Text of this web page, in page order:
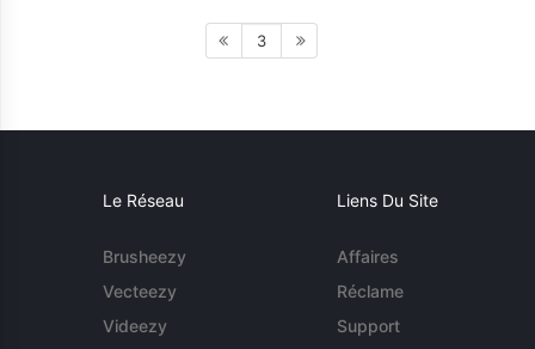
3
Le Réseau
Brusheezy
Vecteezy
Videezy
Liens Du Site
Affaires
Réclame
Support